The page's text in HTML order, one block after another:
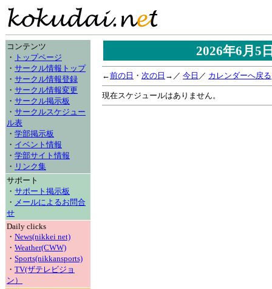
コンテンツ
・ トップページ
・ サークル情報トップ
・ サークル情報登録
・ サークル情報変更
・ サークル掲示板
・ サークルスケジュー
ル表
・ 学部掲示板
・ イベント情報
・ 学部サイト情報
・ リンク集
サポート
・ サポート掲示板
・ メールによるお問合
せ
Daily clicks
・ News(nikkei net)
・ Weather(CWW)
・ Sports(nikkansports)
・ TV(ザテレビジョ
ン）
2026年6月
←前の日 ・ 次の日 →／ 今日 ／ カレンダーへ戻る
現在スケジュールはありません。